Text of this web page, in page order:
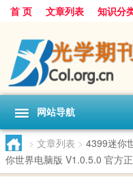
首 页 文章列表 知识分
网站导航
> 文章列表 > 4399迷你
你世界电脑版 V1.0.5.0 官方正